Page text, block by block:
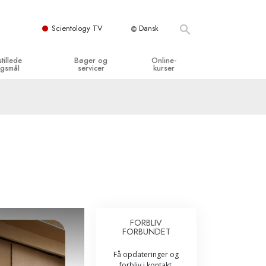
Scientology TV Dansk
organisationerne
Bøger og
servicer
Online-
kurser
Ægteskab
FORBLIV
FORBUNDET
Få opdateringer og